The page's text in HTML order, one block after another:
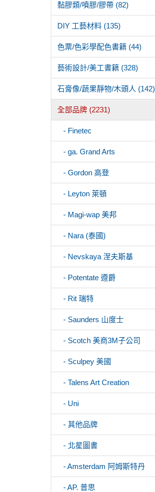
黏膠類/噴膠/膠帶 (82)
DIY 工藝材料 (135)
色票/色彩學配色書籍 (44)
藝術設計/美工書籍 (328)
石膏像/蔬果靜物/木頭人 (142)
全部品牌 (2231)
- Finetec
- ga. Grand Arts
- Gordon 高登
- Leyton 萊頓
- Magi-wap 美邦
- Nara (泰國)
- Nevskaya 涅夫斯基
- Potentate 遵爵
- Rit 瑞特
- Saunders 山度士
- Scotch 美商3M子公司
- Sculpey 美國
- Talens Art Creation
- Uni
- 其他品牌
- 北星圖書
- Amsterdam 阿姆斯特丹
- AP. 普思